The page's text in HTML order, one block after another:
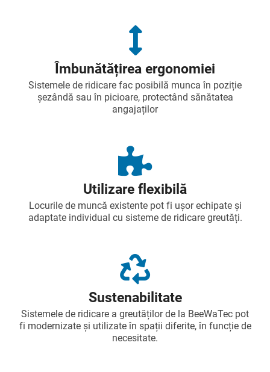
Îmbunătățirea ergonomiei
Sistemele de ridicare fac posibilă munca în poziție
șezândă sau în picioare, protectând sănătatea
angajaților
Utilizare flexibilă
Locurile de muncă existente pot fi ușor echipate și
adaptate individual cu sisteme de ridicare greutăți.
Sustenabilitate
Sistemele de ridicare a greutăților de la BeeWaTec pot
fi modernizate și utilizate în spații diferite, în funcție de
necesitate.